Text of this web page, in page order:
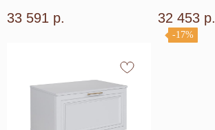
33 591 р. 32 453 р.
-17%